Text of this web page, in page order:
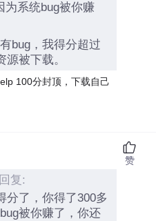
为系统bug被你赚
bug，我得分超过
被下载。
100分封顶，下载自己
复:
分了，你得了300多
被你赚了，你还
赞